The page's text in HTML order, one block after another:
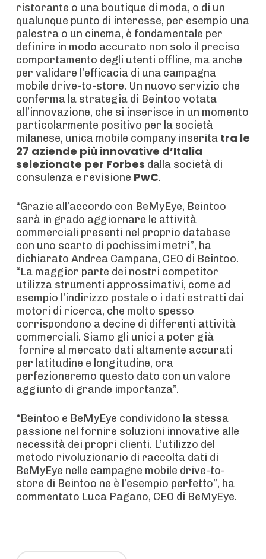
ristorante o una boutique di moda, o di un
qualunque punto di interesse, per esempio una
palestra o un cinema, è fondamentale per
definire in modo accurato non solo il preciso
comportamento degli utenti offline, ma anche
per validare l’efficacia di una campagna
mobile drive-to-store. Un nuovo servizio che
conferma la strategia di Beintoo votata
all’innovazione, che si inserisce in un momento
particolarmente positivo per la società
milanese, unica mobile company inserita tra le
27 aziende più innovative d’Italia
selezionate per Forbes dalla società di
consulenza e revisione PwC.
“Grazie all’accordo con BeMyEye, Beintoo
sarà in grado aggiornare le attività
commerciali presenti nel proprio database
con uno scarto di pochissimi metri”, ha
dichiarato Andrea Campana, CEO di Beintoo.
“La maggior parte dei nostri competitor
utilizza strumenti approssimativi, come ad
esempio l’indirizzo postale o i dati estratti dai
motori di ricerca, che molto spesso
corrispondono a decine di differenti attività
commerciali. Siamo gli unici a poter già
fornire al mercato dati altamente accurati
per latitudine e longitudine, ora
perfezioneremo questo dato con un valore
aggiunto di grande importanza”.
“Beintoo e BeMyEye condividono la stessa
passione nel fornire soluzioni innovative alle
necessità dei propri clienti. L’utilizzo del
metodo rivoluzionario di raccolta dati di
BeMyEye nelle campagne mobile drive-to-
store di Beintoo ne è l’esempio perfetto”, ha
commentato Luca Pagano, CEO di BeMyEye.